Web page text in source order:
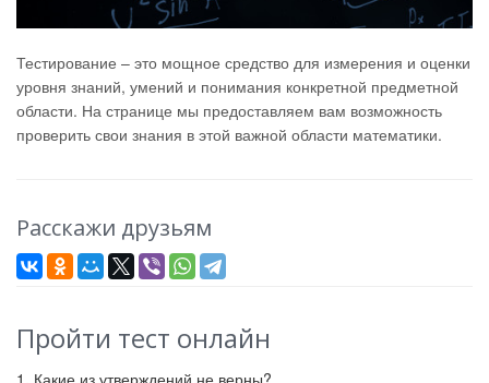
Тестирование – это мощное средство для измерения и оценки
уровня знаний, умений и понимания конкретной предметной
области. На странице мы предоставляем вам возможность
проверить свои знания в этой важной области математики.
Расскажи друзьям
Пройти тест онлайн